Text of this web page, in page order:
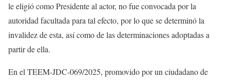
le eligió como Presidente al actor, no fue convocada por la
autoridad facultada para tal efecto, por lo que se determinó la
invalidez de esta, así como de las determinaciones adoptadas a
partir de ella.
En el TEEM-JDC-069/2025, promovido por un ciudadano de